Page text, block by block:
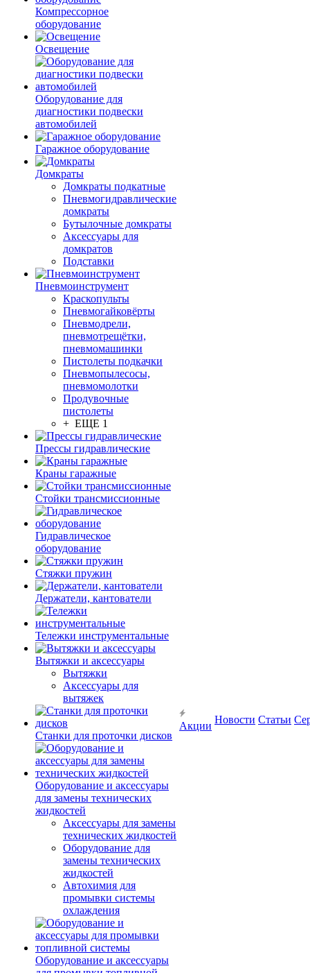
Компрессорное
оборудование
Освещение
Оборудование для
диагностики подвески
автомобилей
Гаражное оборудование
Домкраты
Домкраты подкатные
Пневмогидравлические
домкраты
Бутылочные домкраты
Аксессуары для
домкратов
Подставки
Пневмоинструмент
Краскопульты
Пневмогайковёрты
Пневмодрели,
пневмотрещётки,
пневмомашинки
Пистолеты подкачки
Пневмопылесосы,
пневмомолотки
Продувочные
пистолеты
+ ЕЩЕ 1
Прессы гидравлические
Краны гаражные
Стойки трансмиссионные
Гидравлическое
оборудование
Стяжки пружин
Держатели, кантователи
Тележки инструментальные
Вытяжки и аксессуары
Вытяжки
Аксессуары для
вытяжек
Станки для проточки дисков
Оборудование и аксессуары
для замены технических
жидкостей
Аксессуары для замены
технических жидкостей
Оборудование для
замены технических
жидкостей
Автохимия для
промывки системы
охлаждения
Оборудование и аксессуары
Акции
Новости Статьи